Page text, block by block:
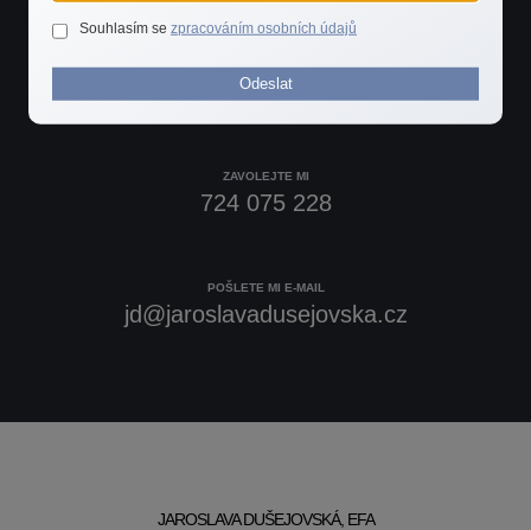
Potřebujete rychlou radu?
Spojte se se mnou.
ZAVOLEJTE MI
724 075 228
POŠLETE MI E-MAIL
jd@jaroslavadusejovska.cz
JAROSLAVA DUŠEJOVSKÁ, EFA
Souhlasím se zpracováním osobních údajů
Odeslat